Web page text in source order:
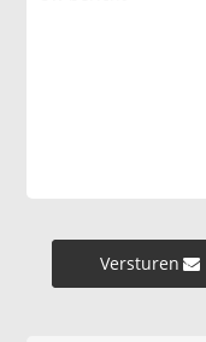
Versturen »